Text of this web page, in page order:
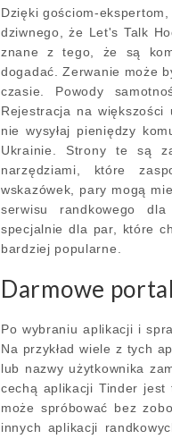
Dzięki gościom-
dziwnego, że Let's Talk
znane z tego, że są
dogadać. Zerwanie może
czasie. Powody
Rejestracja na większości
nie wysyłaj pieniędzy
Ukrainie. Strony te są
narzędziami, które
wskazówek, pary mogą
serwisu randkowego
specjalnie dla par, które
bardziej popularne.
Darmowe
Po wybraniu aplikacji i
Na przykład wiele z tych
lub nazwy użytkownika
cechą aplikacji Tinder jest
może spróbować bez
innych aplikacji